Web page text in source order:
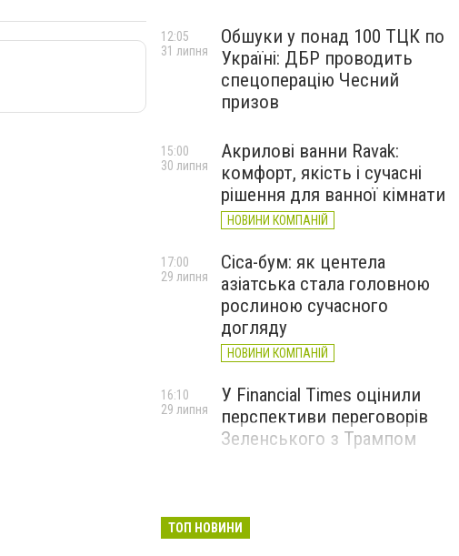
Обшуки у понад 100 ТЦК по
Україні: ДБР проводить
спецоперацію Чесний
призов
12:05
31 липня
Акрилові ванни Ravak:
комфорт, якість і сучасні
рішення для ванної кімнати
НОВИНИ КОМПАНІЙ
15:00
30 липня
Cica-бум: як центела
азіатська стала головною
рослиною сучасного
догляду
НОВИНИ КОМПАНІЙ
17:00
29 липня
У Financial Times оцінили
перспективи переговорів
Зеленського з Трампом
16:10
29 липня
ТОП НОВИНИ